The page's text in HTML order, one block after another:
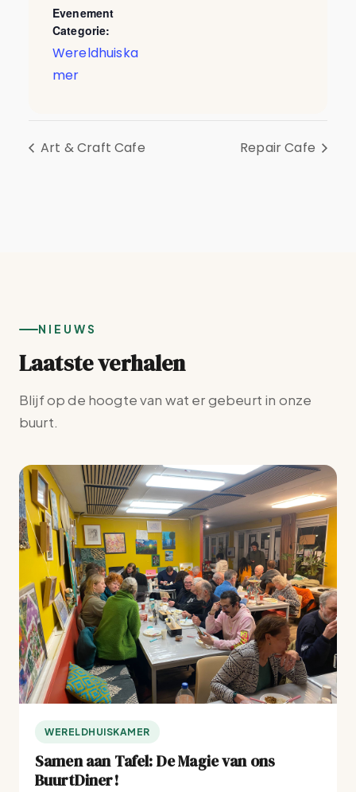
Evenement
Categorie:
Wereldhuiska
mer
Art & Craft Cafe Repair Cafe
NIEUWS
Laatste verhalen
Blijf op de hoogte van wat er gebeurt in onze
buurt.
WERELDHUISKAMER
Samen aan Tafel: De Magie van ons
BuurtDiner!